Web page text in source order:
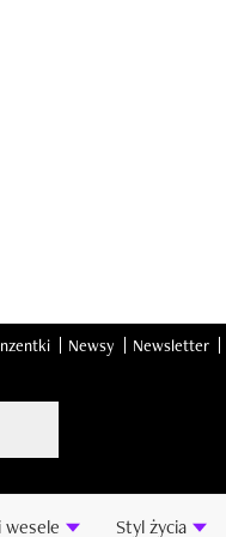
Newsy Newsletter
wesele Styl życia